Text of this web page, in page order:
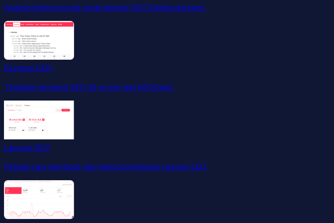
Analisis kinerja proyek Anda dengan SEO Dashboard kami.
Ekstensi SEO
Temukan ekstensi SEO all-in-one dari SEOcrawl.
Laporan SEO
Pelajari cara membuat dan mengotomatiskan laporan SEO.